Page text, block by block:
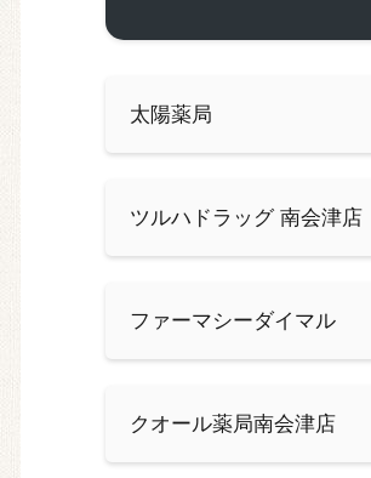
太陽薬局
ツルハドラッグ 南会津店
ファーマシーダイマル
クオール薬局南会津店